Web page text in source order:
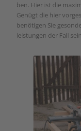
ben. Hier ist die
Genügt die hier
benötigen Sie
leistungen der Fall